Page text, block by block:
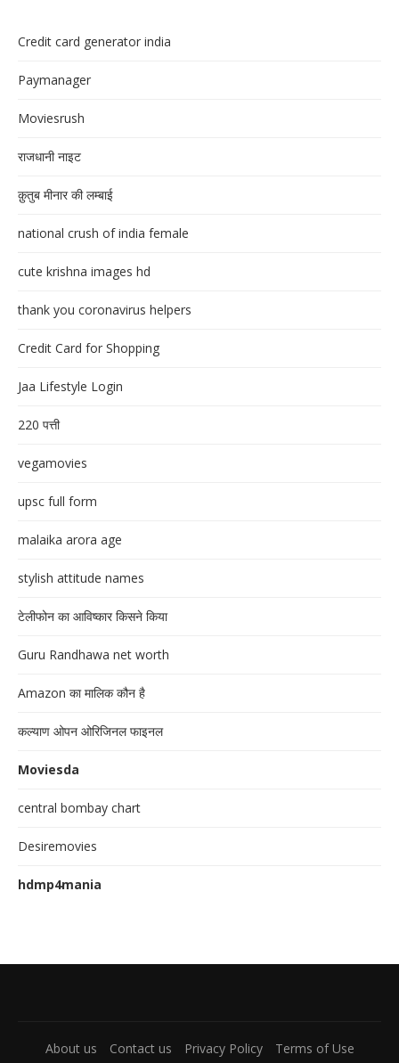
Credit card generator india
Paymanager
Moviesrush
राजधानी नाइट
क़ुतुब मीनार की लम्बाई
national crush of india female
cute krishna images hd
thank you coronavirus helpers
Credit Card for Shopping
Jaa Lifestyle Login
220 पत्ती
vegamovies
upsc full form
malaika arora age
stylish attitude names
टेलीफोन का आविष्कार किसने किया
Guru Randhawa net worth
Amazon का मालिक कौन है
कल्याण ओपन ओरिजिनल फाइनल
Moviesda
central bombay chart
Desiremovies
hdmp4mania
About us Contact us Privacy Policy Terms of Use